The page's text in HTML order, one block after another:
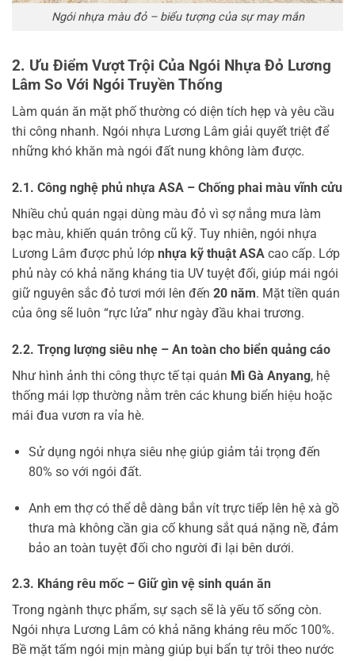
Ngói nhựa màu đỏ – biểu tượng của sự may mắn
2. Ưu Điểm Vượt Trội Của Ngói Nhựa Đỏ Lương
Lâm So Với Ngói Truyền Thống
Làm quán ăn mặt phố thường có diện tích hẹp và yêu cầu
thi công nhanh. Ngói nhựa Lương Lâm giải quyết triệt để
những khó khăn mà ngói đất nung không làm được.
2.1. Công nghệ phủ nhựa ASA – Chống phai màu vĩnh cửu
Nhiều chủ quán ngại dùng màu đỏ vì sợ nắng mưa làm
bạc màu, khiến quán trông cũ kỹ. Tuy nhiên, ngói nhựa
Lương Lâm được phủ lớp nhựa kỹ thuật ASA cao cấp. Lớp
phủ này có khả năng kháng tia UV tuyệt đối, giúp mái ngói
giữ nguyên sắc đỏ tươi mới lên đến 20 năm. Mặt tiền quán
của ông sẽ luôn “rực lửa” như ngày đầu khai trương.
2.2. Trọng lượng siêu nhẹ – An toàn cho biển quảng cáo
Như hình ảnh thi công thực tế tại quán Mì Gà Anyang, hệ
thống mái lợp thường nằm trên các khung biển hiệu hoặc
mái đua vươn ra vỉa hè.
Sử dụng ngói nhựa siêu nhẹ giúp giảm tải trọng đến
80% so với ngói đất.
Anh em thợ có thể dễ dàng bắn vít trực tiếp lên hệ xà gồ
thưa mà không cần gia cố khung sắt quá nặng nề, đảm
bảo an toàn tuyệt đối cho người đi lại bên dưới.
2.3. Kháng rêu mốc – Giữ gìn vệ sinh quán ăn
Trong ngành thực phẩm, sự sạch sẽ là yếu tố sống còn.
Ngói nhựa Lương Lâm có khả năng kháng rêu mốc 100%.
Bề mặt tấm ngói mịn màng giúp bụi bẩn tự trôi theo nước